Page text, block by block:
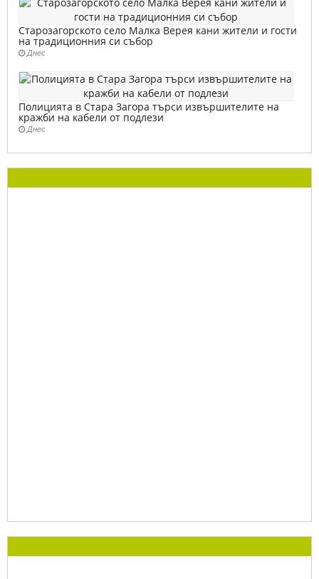
Старозагорското село Малка Верея кани жители и гости
на традиционния си събор
Днес
Полицията в Стара Загора търси извършителите на
кражби на кабели от подлези
Днес